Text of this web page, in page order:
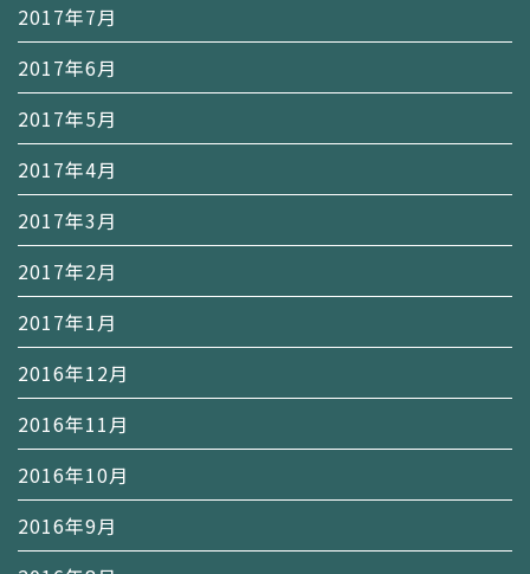
2017年7月
2017年6月
2017年5月
2017年4月
2017年3月
2017年2月
2017年1月
2016年12月
2016年11月
2016年10月
2016年9月